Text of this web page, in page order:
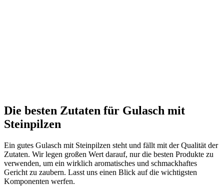
Die besten Zutaten für Gulasch mit
Steinpilzen
Ein gutes Gulasch mit Steinpilzen steht und fällt mit der Qualität der
Zutaten. Wir legen großen Wert darauf, nur die besten Produkte zu
verwenden, um ein wirklich aromatisches und schmackhaftes
Gericht zu zaubern. Lasst uns einen Blick auf die wichtigsten
Komponenten werfen.